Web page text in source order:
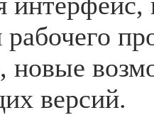
новые
версий.